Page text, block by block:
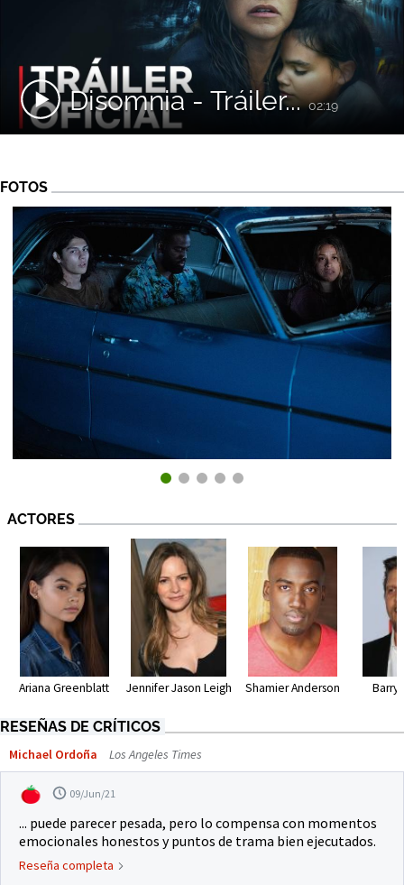
Disomnia - Tráiler...02:19
FOTOS
ACTORES
Ariana Greenblatt Jennifer Jason Leigh Shamier Anderson Barry
RESEÑAS DE CRÍTICOS
Michael Ordoña Los Angeles Times
09/Jun/21
... puede parecer pesada, pero lo compensa con momentos
emocionales honestos y puntos de trama bien ejecutados.
Reseña completa